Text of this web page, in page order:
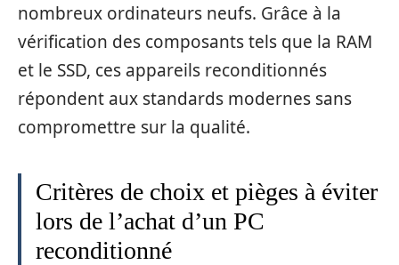
nombreux ordinateurs neufs. Grâce à la
vérification des composants tels que la RAM
et le SSD, ces appareils reconditionnés
répondent aux standards modernes sans
compromettre sur la qualité.
Critères de choix et pièges à éviter
lors de l’achat d’un PC
reconditionné